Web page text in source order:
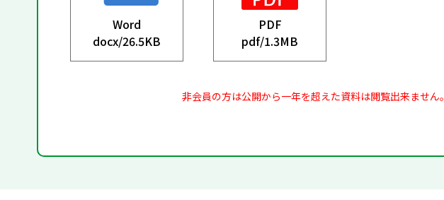
Word
docx/26.5KB
PDF
pdf/1.3MB
非会員の方は公開から一年を超えた資料は閲覧出来ません。